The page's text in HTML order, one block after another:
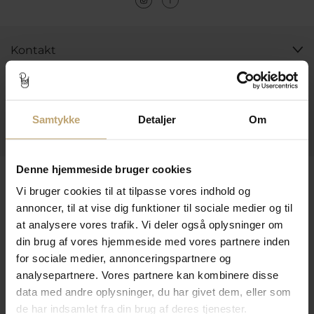
Samtykke Detaljer Om
Denne hjemmeside bruger cookies
Vi bruger cookies til at tilpasse vores indhold og
annoncer, til at vise dig funktioner til sociale medier og til
at analysere vores trafik. Vi deler også oplysninger om
din brug af vores hjemmeside med vores partnere inden
for sociale medier, annonceringspartnere og
analysepartnere. Vores partnere kan kombinere disse
data med andre oplysninger, du har givet dem, eller som
de har indsamlet fra din brug af deres tjenester.
Kontakt
Åbningstider I Butikken
Leveringsmuligheder
Betalingsmuligheder
Sikker Og Tryg E-Handel